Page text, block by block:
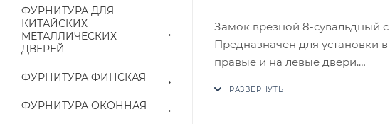
ФУРНИТУРА ДЛЯ
КИТАЙСКИХ
МЕТАЛЛИЧЕСКИХ
ДВЕРЕЙ
ФУРНИТУРА ФИНСКАЯ
ФУРНИТУРА ОКОННАЯ
Замок врезной 8-сувальдный
Предназначен для установки
правые и на левые двери.